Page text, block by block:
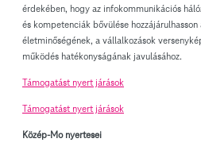
érdekében, hogy az infokommunikációs
és kompetenciák bővülése
életminőségének, a vállalkozások
működés hatékonyságának javulásához.
Támogatást nyert járások
Támogatást nyert járások
Közép-Mo nyertesei